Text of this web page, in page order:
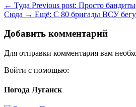
← Туда Previous post: Просто бандиты
Сюда → Ещё: С 80 бригады ВСУ
Добавить комментарий
Для отправки комментария вам
Войти с помощью:
Погода Луганск